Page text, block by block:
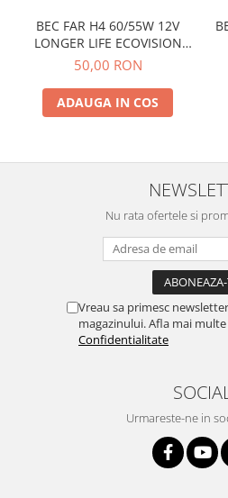
BEC FAR H4 60/55W 12V
LONGER LIFE ECOVISION
PHILIPS
50,00 RON
ADAUGA IN COS
Nu rata ofertele si
Vreau sa primesc
magazinului. Afla mai multe
Confidentialitate
Urmareste-ne in